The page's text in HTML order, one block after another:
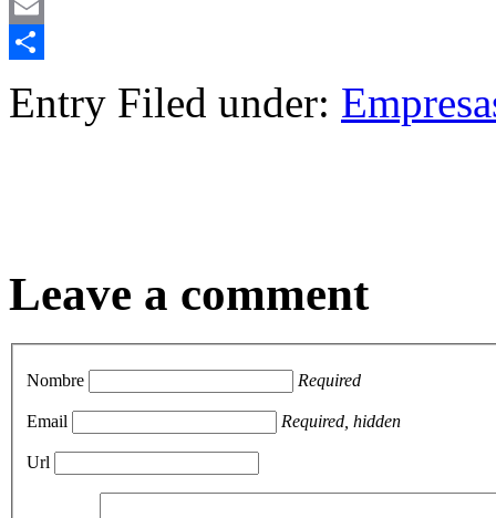
Mastodon
Email
Entry Filed under:
Leave a comment
Nombre Required
Email Required, hidden
Url